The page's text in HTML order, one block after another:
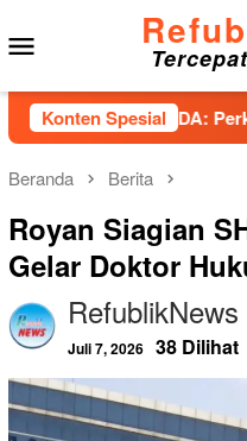
ke
konten
Konten Spesial
PESADA: Perkuat
Beranda Berita
Royan Siagian
Gelar Doktor
RefublikNews
Juli 7, 2026 38 Dilihat